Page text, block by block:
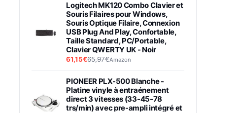
Logitech MK120 Combo Clavier et
Souris Filaires pour Windows,
Souris Optique Filaire, Connexion
USB Plug And Play, Confortable,
Taille Standard, PC/Portable,
Clavier QWERTY UK - Noir
61,15€65,97€Amazon
PIONEER PLX-500 Blanche -
Platine vinyle à entraénement
direct 3 vitesses (33-45-78
trs/min) avec pre-ampli intégré et